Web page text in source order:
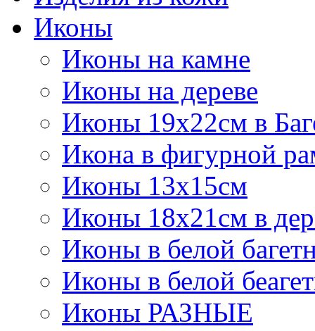
Иконы
Иконы на камне
Иконы на дереве
Иконы 19х22см в
Икона в фигурной
Иконы 13х15см
Иконы 18х21см в
Иконы в белой
Иконы в белой
Иконы РАЗНЫЕ